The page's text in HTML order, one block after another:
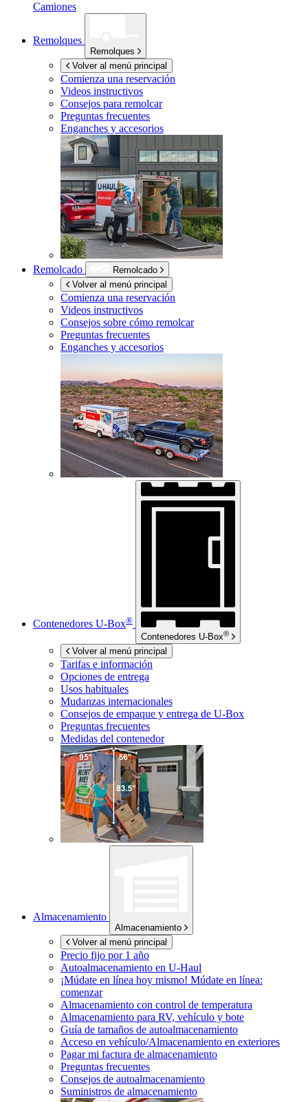
Camiones
Remolques
Remolques
Volver al menú principal
Comienza una reservación
Videos instructivos
Consejos para remolcar
Preguntas frecuentes
Enganches y accesorios
Remolcado
Remolcado
Volver al menú principal
Comienza una reservación
Videos instructivos
Consejos sobre cómo remolcar
Preguntas frecuentes
Enganches y accesorios
Contenedores U-Box®
Contenedores U-Box®
Volver al menú principal
Tarifas e información
Opciones de entrega
Usos habituales
Mudanzas internacionales
Consejos de empaque y entrega de U-Box
Preguntas frecuentes
Medidas del contenedor
Almacenamiento
Almacenamiento
Volver al menú principal
Precio fijo por 1 año
Autoalmacenamiento en U-Haul
¡Múdate en línea hoy mismo! Múdate en línea:
comenzar
Almacenamiento con control de temperatura
Almacenamiento para RV, vehículo y bote
Guía de tamaños de autoalmacenamiento
Acceso en vehículo/Almacenamiento en exteriores
Pagar mi factura de almacenamiento
Preguntas frecuentes
Consejos de autoalmacenamiento
Suministros de almacenamiento